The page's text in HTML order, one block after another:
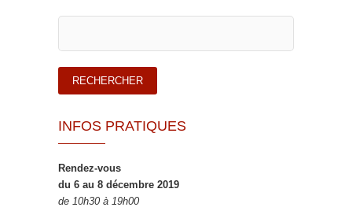
INFOS PRATIQUES
Rendez-vous
du 6 au 8 décembre 2019
de 10h30 à 19h00